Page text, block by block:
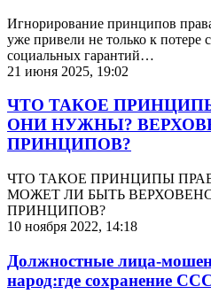
Игнорирование принципов
уже привели не только к потере
социальных гарантий…
21 июня 2025, 19:02
ЧТО ТАКОЕ
ОНИ НУЖНЫ?
ПРИНЦИПОВ?
ЧТО ТАКОЕ ПРИНЦИПЫ
МОЖЕТ ЛИ БЫТЬ
ПРИНЦИПОВ?
10 ноября 2022, 14:18
Должностные лица-
народ:где сохранение